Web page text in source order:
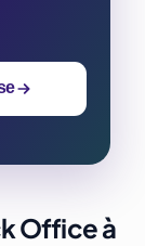
Office à